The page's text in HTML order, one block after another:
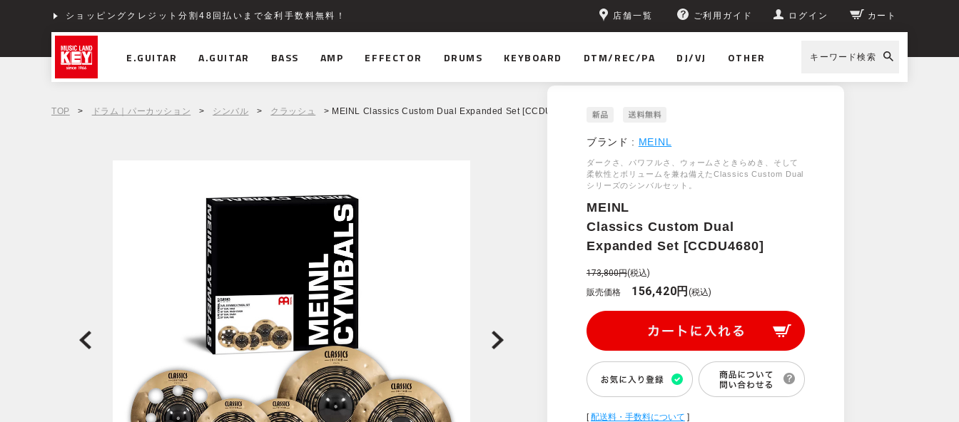
ショッピングクレジット分割48回払いまで金利手数料無料！ 店舗一覧 ご利用ガイド ログイン カート
E.GUITAR A.GUITAR BASS AMP EFFECTOR DRUMS KEYBOARD DTM/REC/PA DJ/VJ OTHER キーワード検索
TOP > ドラム｜パーカッション > シンバル > クラッシュ > MEINL Classics Custom Dual Expanded Set [CCDU4680]
ブランド : MEINL
ダークさ、パワフルさ、ウォームさときらめき、そして
柔軟性とボリュームを兼ね備えたClassics Custom Dual
シリーズのシンバルセット。
MEINL
Classics Custom Dual
Expanded Set [CCDU4680]
173,800円(税込)
販売価格
156,420円(税込)
[配送料・手数料について ]